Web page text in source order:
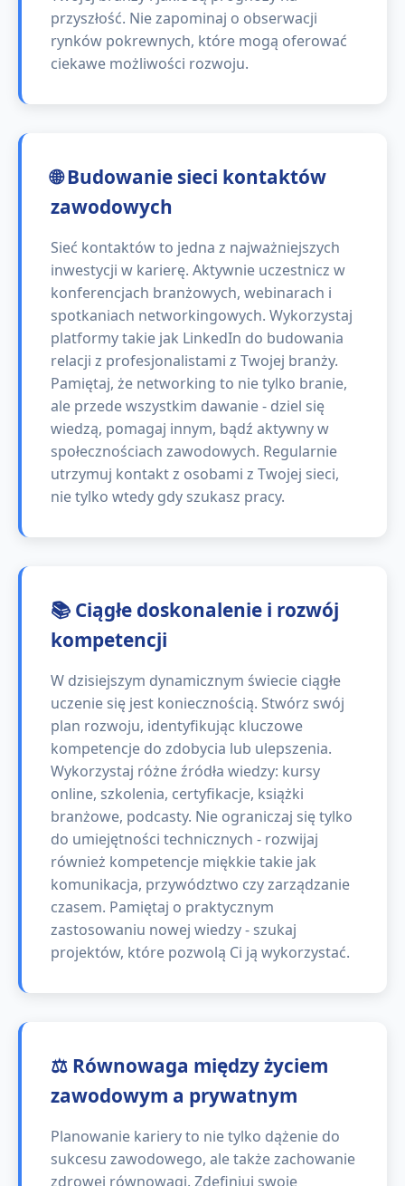
przyszłość. Nie zapominaj o obserwacji
rynków pokrewnych, które mogą oferować
ciekawe możliwości rozwoju.
🌐 Budowanie sieci kontaktów
zawodowych
Sieć kontaktów to jedna z najważniejszych
inwestycji w karierę. Aktywnie uczestnicz w
konferencjach branżowych, webinarach i
spotkaniach networkingowych. Wykorzystaj
platformy takie jak LinkedIn do budowania
relacji z profesjonalistami z Twojej branży.
Pamiętaj, że networking to nie tylko branie,
ale przede wszystkim dawanie - dziel się
wiedzą, pomagaj innym, bądź aktywny w
społecznościach zawodowych. Regularnie
utrzymuj kontakt z osobami z Twojej sieci,
nie tylko wtedy gdy szukasz pracy.
📚 Ciągłe doskonalenie i rozwój
kompetencji
W dzisiejszym dynamicznym świecie ciągłe
uczenie się jest koniecznością. Stwórz swój
plan rozwoju, identyfikując kluczowe
kompetencje do zdobycia lub ulepszenia.
Wykorzystaj różne źródła wiedzy: kursy
online, szkolenia, certyfikacje, książki
branżowe, podcasty. Nie ograniczaj się tylko
do umiejętności technicznych - rozwijaj
również kompetencje miękkie takie jak
komunikacja, przywództwo czy zarządzanie
czasem. Pamiętaj o praktycznym
zastosowaniu nowej wiedzy - szukaj
projektów, które pozwolą Ci ją wykorzystać.
⚖️ Równowaga między życiem
zawodowym a prywatnym
Planowanie kariery to nie tylko dążenie do
sukcesu zawodowego, ale także zachowanie
zdrowej równowagi. Zdefiniuj swoje